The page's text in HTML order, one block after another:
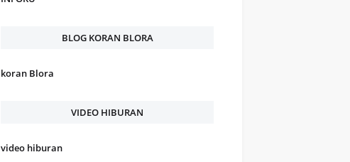
BLOG KORAN BLORA
koran Blora
VIDEO HIBURAN
video hiburan